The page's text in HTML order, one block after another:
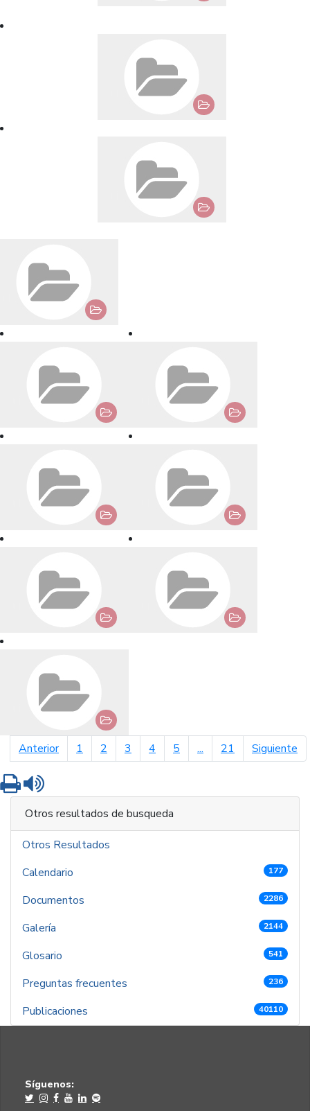
Anteriorpágina anterior
1 2 3 4 5 ... 21 Siguiente
Imprimir
Otros resultados de busqueda
Otros Resultados
Calendario
177
Documentos 2286
Galería 2144
Glosario 541
Preguntas frecuentes 236
Publicaciones 40110
Síguenos: